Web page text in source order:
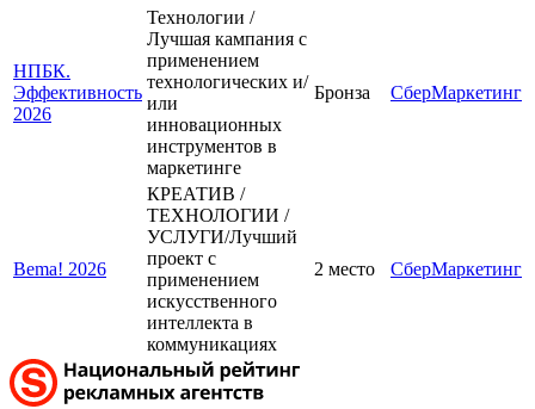
НПБК.
Эффективность
2026
Технологии /
Лучшая кампания с
применением
технологических и/
или
инновационных
инструментов в
маркетинге
Бронза СберМаркетинг
Bema! 2026
КРЕАТИВ /
ТЕХНОЛОГИИ /
УСЛУГИ/Лучший
проект с
применением
искусственного
интеллекта в
коммуникациях
2 место СберМаркетинг